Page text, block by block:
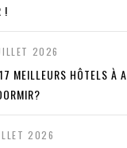
!
2026
MEILLEURS HÔTELS À
2026